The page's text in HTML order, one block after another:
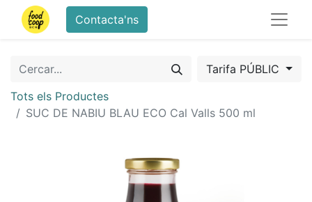
Contacta'ns
Tarifa PÚBLIC
Tots els Productes
SUC DE NABIU BLAU ECO Cal Valls 500 ml